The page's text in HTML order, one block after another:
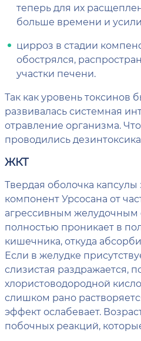
теперь для их
больше времени и
цирроз в стадии
обострялся,
участки печени.
Так как уровень
развивалась системная
отравление организма.
проводились
ЖКТ
Твердая оболочка
компонент Урсосана от
агрессивным желудочным
полностью проникает в
кишечника, откуда
Если в желудке
слизистая раздражается,
хлористоводородной
слишком рано
эффект ослабевает.
побочных реакций,